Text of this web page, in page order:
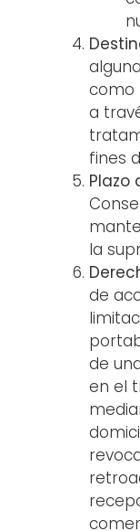
como
a
fines
Plazo
la
de
de
en el